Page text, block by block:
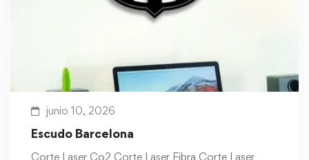
junio 10, 2026
Escudo Barcelona
Corte Laser Co2 Corte Laser Fibra Corte Laser